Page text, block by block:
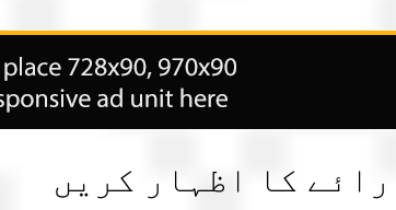
کا اظہار کریں